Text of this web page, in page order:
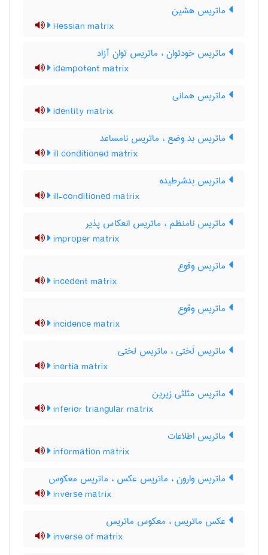
ماتریس هشین
Hessian matrix
ماتریس خودتوان ، ماتریس توان آزاد
idempotent matrix
ماتریس همانی
identity matrix
ماتریس بد وضع ، ماتریس نامساعد
ill conditioned matrix
ماتریس بدشرطیده
ill-conditioned matrix
ماتریس نامنظم ، ماتریس انعکاس پذیر
improper matrix
ماتریس وقوع
incedent matrix
ماتریس وقوع
incidence matrix
ماتریس لَختی ، ماتریس لختی
inertia matrix
ماتریس مثلثی زیرین
inferior triangular matrix
ماتریس اطلاعات
information matrix
ماتریس وارون ، ماتریس عکس ، ماتریس معکوس
inverse matrix
عکس ماتریس ، معکوس ماتریس
inverse of matrix